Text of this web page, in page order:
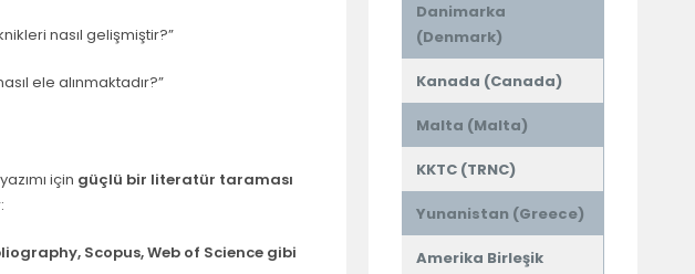
nasıl gelişmiştir?”
ele alınmaktadır?”
için güçlü bir literatür taraması
Scopus, Web of Science gibi
Danimarka
(Denmark)
Kanada (Canada)
Malta (Malta)
KKTC (TRNC)
Yunanistan (Greece)
Amerika Birleşik